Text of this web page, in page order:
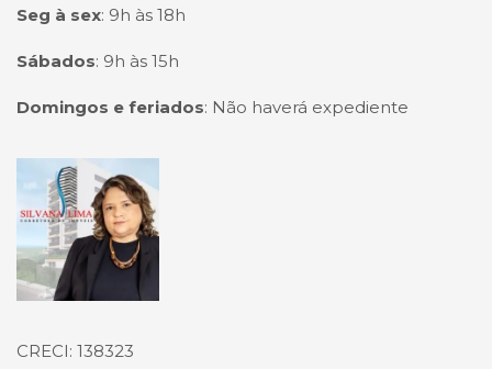
Seg à sex: 9h às 18h
Sábados: 9h às 15h
Domingos e feriados: Não haverá expediente
Página inicial
CRECI: 138323